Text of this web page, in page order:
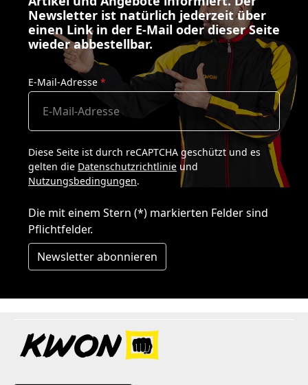
Newsletter ist natürlich jederzeit über
einen Link in der E-Mail oder dieser Seite
wieder abbestellbar.
E-Mail-Adresse *
Diese Seite ist durch reCAPTCHA geschützt und es
gelten die Datenschutzrichtlinie und
Nutzungsbedingungen.
Die mit einem Stern (*) markierten Felder sind
Pflichtfelder.
Newsletter abonnieren